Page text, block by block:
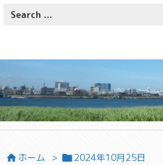
 ホーム > 2024年10月25日